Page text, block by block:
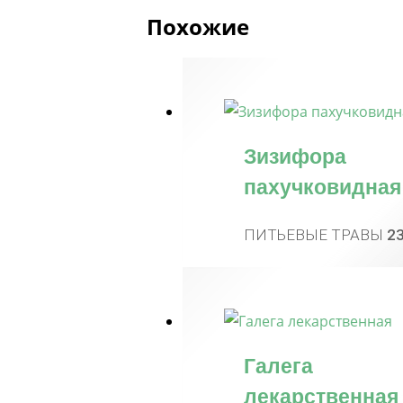
Похожие
Зизифора
пахучковидная
ПИТЬЕВЫЕ ТРАВЫ
Галега
лекарственная